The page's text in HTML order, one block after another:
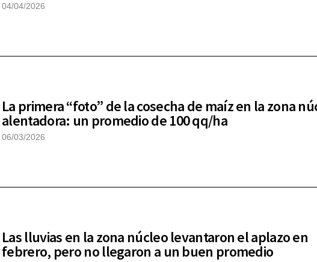
04/04/2026
La primera “foto” de la cosecha de maíz en la zona
alentadora: un promedio de 100 qq/ha
06/03/2026
Las lluvias en la zona núcleo levantaron el aplazo en
febrero, pero no llegaron a un buen promedio